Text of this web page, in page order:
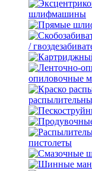
шлифмашины
/
опиловочные
пистолеты